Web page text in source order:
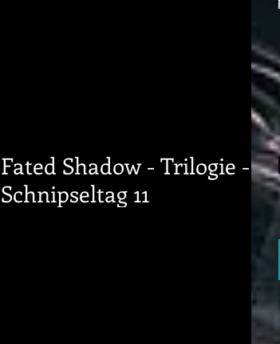
Fated Shadow - Trilogie -
Schnipseltag 11